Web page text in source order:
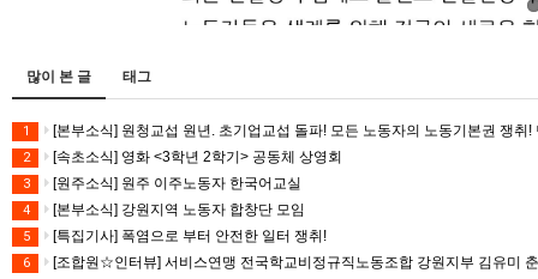
많이 본 글 태그
1 [본부소식] 원청교섭 원년. 초기업교섭 돌파! 모든 노동자의 노동기본권 쟁취
2 [속초소식] 영화 <3학년 2학기> 공동체 상영회
3 [원주소식] 원주 이주노동자 한국어교실
4 [본부소식] 강원지역 노동자 합창단 모임
5 [특집기사] 폭염으로 부터 안전한 일터 쟁취!
6 [조합원☆인터뷰] 서비스연맹 전국학교비정규직노동조합 강원지부 김유미